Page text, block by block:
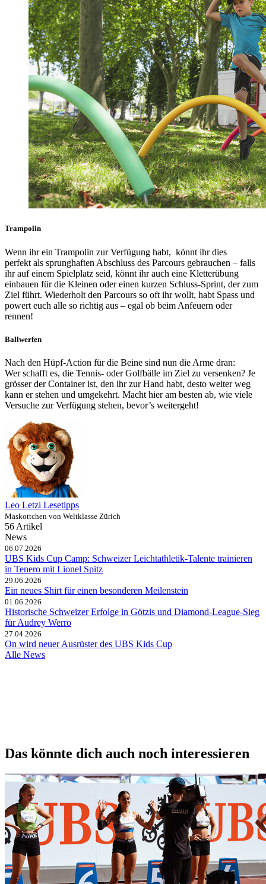
Trampolin
Wenn ihr ein Trampolin zur Verfügung habt, könnt ihr dies
perfekt als sprunghaften Abschluss des Parcours gebrauchen – falls
ihr auf einem Spielplatz seid, könnt ihr auch eine Kletterübung
einbauen für die Kleinen oder einen kurzen Schluss-Sprint, der zum
Ziel führt. Wiederholt den Parcours so oft ihr wollt, habt Spass und
powert euch alle so richtig aus – egal ob beim Anfeuern oder
rennen!
Ballwerfen
Nach den Hüpf-Action für die Beine sind nun die Arme dran:
Wer schafft es, die Tennis- oder Golfbälle im Ziel zu versenken? Je
grösser der Container ist, den ihr zur Hand habt, desto weiter weg
kann er stehen und umgekehrt. Macht hier am besten ab, wie viele
Versuche zur Verfügung stehen, bevor’s weitergeht!
Leo Letzi Lesetipps
Maskottchen von Weltklasse Zürich
56 Artikel
News
06.07.2026
UBS Kids Cup Camp: Schweizer Leichtathletik-Talente trainieren
in Tenero mit Lionel Spitz
29.06.2026
Ein neues Shirt für einen besonderen Meilenstein
01.06.2026
Historische Schweizer Erfolge in Götzis und Diamond-League-Sieg
für Audrey Werro
27.04.2026
On wird neuer Ausrüster des UBS Kids Cup
Alle News
Das könnte dich auch noch interessieren